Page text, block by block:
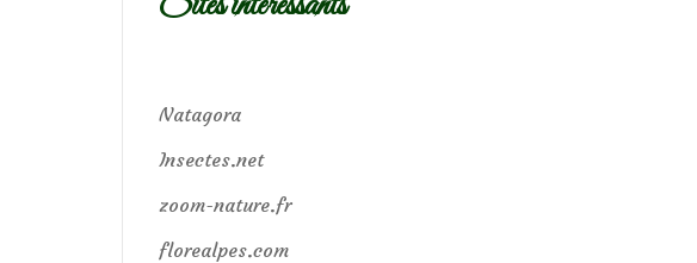
Natagora
Insectes.net
zoom-nature.fr
florealpes.com